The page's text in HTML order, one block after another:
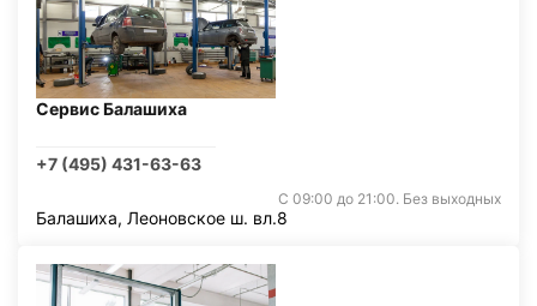
Сервис Балашиха
+7 (495) 431-63-63
С 09:00 до 21:00. Без выходных
Балашиха, Леоновское ш. вл.8